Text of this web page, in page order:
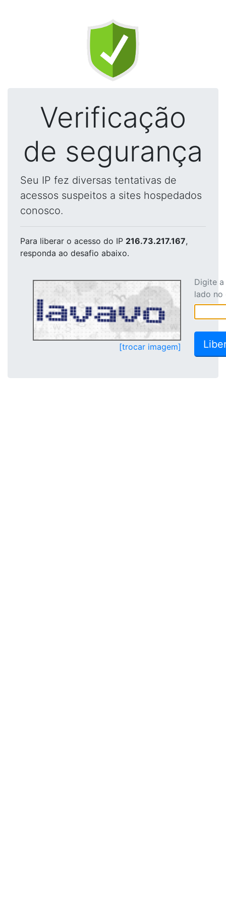
Verificação
de segurança
Seu IP fez diversas tentativas de
acessos suspeitos a sites hospedados
conosco.
Para liberar o acesso do IP 216.73.217.167,
responda ao desafio abaixo.
[trocar imagem]
Digite
lado no